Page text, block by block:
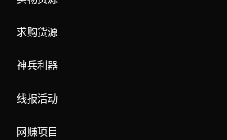
求购货源
神兵利器
线报活动
网赚项目